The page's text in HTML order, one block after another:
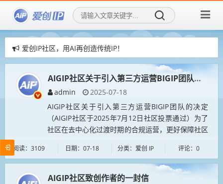
爱创IP社区，用AI再创造传统IP！
爱创IP社区，招募社区新成员！
赞助AIGIP社区公告
AIGIP社区关于引入第三方运营BIGIP团队的决定
admin
2025-07-18
AIGIP社区关于引入第三方运营BIGIP团队的决定
（AIGIP社区于2025年7月12日社区投票通过）为了
社区在去中心化过渡时期的合规运营，更好保障社区
成员权益，且作为去中心化治理工作的一部分，即日
起AIGIP社区...
阅读：3109 日期：07-18 分类：爱创 IP 评论：0
​AIGIP社区致创作者的一封信